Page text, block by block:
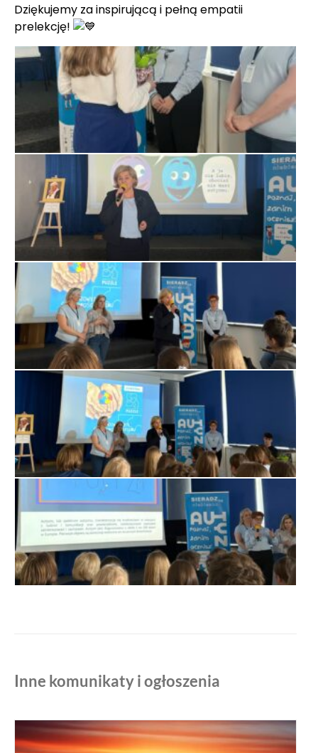
Dziękujemy za inspirującą i pełną empatii
prelekcję!
Inne komunikaty i ogłoszenia